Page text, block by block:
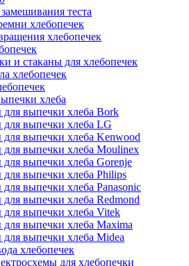
теста
хлебопечек
хлебопечек
и стаканы для хлебопечек
хлебопечек
хлеба
выпечки хлеба Bork
выпечки хлеба LG
выпечки хлеба Kenwood
выпечки хлеба Moulinex
выпечки хлеба Gorenje
выпечки хлеба Philips
выпечки хлеба Panasonic
выпечки хлеба Redmond
выпечки хлеба Vitek
выпечки хлеба Maxima
выпечки хлеба Midea
хлебопечек
для хлебопечки